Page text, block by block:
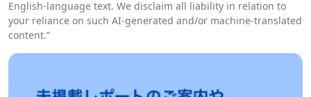
English-language text. We disclaim all liability in relation to
your reliance on such AI-generated and/or machine-translated
content.”